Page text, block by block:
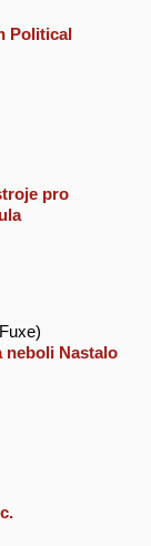
Political
pro
neboli Nastalo